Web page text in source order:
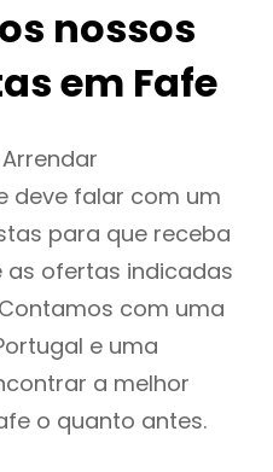
nossos
em Fafe
deve falar com um
para que receba
as ofertas indicadas
com uma
e uma
a melhor
o quanto antes.